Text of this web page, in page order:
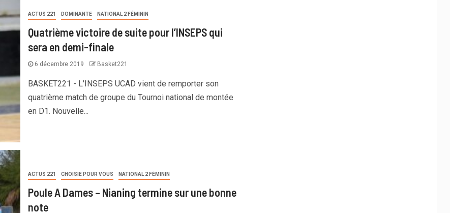
ACTUS 221 DOMINANTE NATIONAL 2 FÉMININ
Quatrième victoire de suite pour l’INSEPS qui
sera en demi-finale
6 décembre 2019 Basket221
BASKET221 - L'INSEPS UCAD vient de remporter son
quatrième match de groupe du Tournoi national de montée
en D1. Nouvelle...
ACTUS 221 CHOISIE POUR VOUS NATIONAL 2 FÉMININ
Poule A Dames – Nianing termine sur une bonne
note